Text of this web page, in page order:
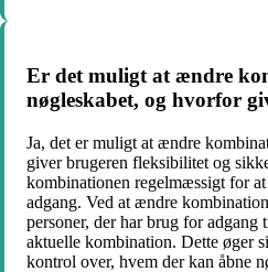
Er det muligt at ændre
nøgleskabet, og hvorfor
Ja, det er muligt at ændre
giver brugeren fleksibilitet og
kombinationen regelmæssigt for
adgang. Ved at ændre
personer, der har brug for adgang
aktuelle kombination. Dette øger
kontrol over, hvem der kan åbne